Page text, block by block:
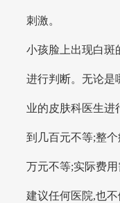
刺激。
小孩脸上出现白斑
进行判断。无论是
业的皮肤科医生进
到几百元不等;整
万元不等;实际费
建议任何医院,也